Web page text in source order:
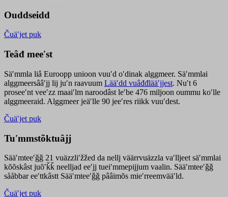
Ouddseidd
Čuäʹjet puk
Teâđ meeʹst
Säʹmmla liâ Euroopp unioon vuuʹd oʹdinak alggmeer. Säʹmmlai
alggmeersââʹjj lij juʹn raavuum Lääʹdd vuâđđlääʹjjest. Nuʹt 6
proseeʹnt veeʹzz maaiʹlm naroodâst leʹbe 476 miljoon oummu koʹlle
alggmeeraid. Alggmeer jeäʹlle 90 jeeʹres riikk vuuʹdest.
Čuäʹjet puk
Tuʹmmstõktuâjj
Sääʹmteeʹǧǧ 21 vuäzzliʹžžed da nellj väärrvuäzzla vaʹlljeet säʹmmlai
kõõskâst juõʹǩǩ neelljad eeʹjj tueiʹmmepijjum vaalin. Sääʹmteeʹǧǧ
sååbbar eeʹttkâstt Sääʹmteeʹǧǧ pââimõs mieʹrreemvääʹld.
Čuäʹjet puk